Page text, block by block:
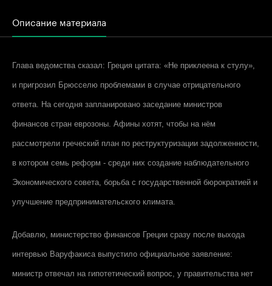
Описание материала
Глава ведомства сказал: Греция цитата: «Не приклеена к стулу»,
и пригрозил Брюсселю проблемами в случае отрицательного
ответа. На сегодня запланировано заседание министров
финансов стран еврозоны. Афины хотят, чтобы на нём
рассмотрели греческий план по реструктуризации задолженности,
в котором семь реформ - среди них создание наблюдательного
Экономического совета, борьба с государственной бюрократией и
улучшение предпринимательского климата.
Добавлю, министерство финансов Греции сразу после выхода
интервью Варуфакиса выпустило официальное заявление:
министр отвечал на гипотетический вопрос, у правительства нет